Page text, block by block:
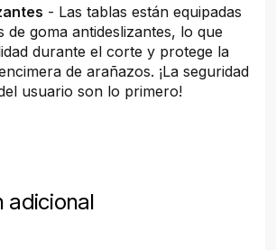
- Las tablas están equipadas
de goma antideslizantes, lo que
durante el corte y protege la
de arañazos. ¡La seguridad
usuario son lo primero!
adicional